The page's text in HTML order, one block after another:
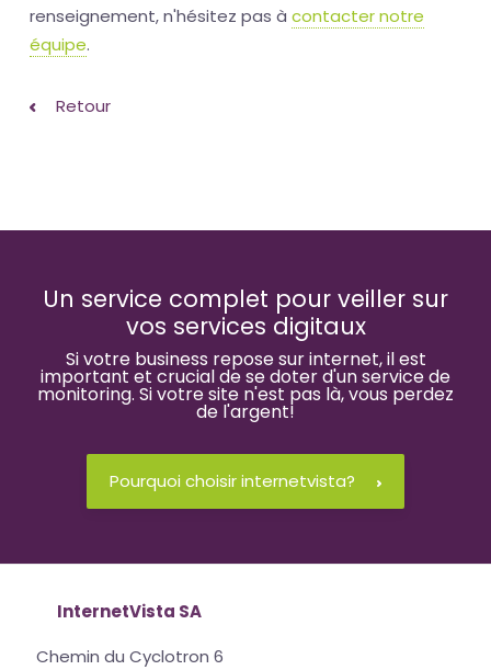
renseignement, n'hésitez pas à contacter notre
équipe.
Retour
Un service complet pour veiller sur
vos services digitaux
Si votre business repose sur internet, il est
important et crucial de se doter d'un service de
monitoring. Si votre site n'est pas là, vous perdez
de l'argent!
Pourquoi choisir internetvista?
InternetVista SA
Chemin du Cyclotron 6